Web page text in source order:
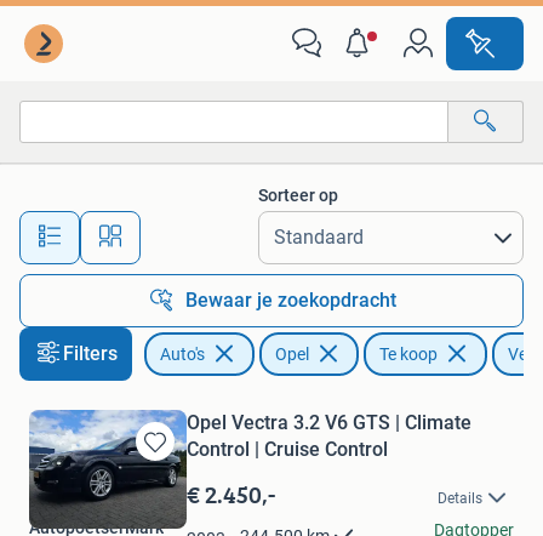
Alle afstanden…
Sorteer op
Bewaar je zoekopdracht
Filters Auto's Opel Te koop
Bewaren
in
Mijn
Favorieten
Opel Vectra 3.2 V6 GTS | Climate
Control | Cruise Control
€ 2.450,- Details
AutopoetserMark
Dagtopper